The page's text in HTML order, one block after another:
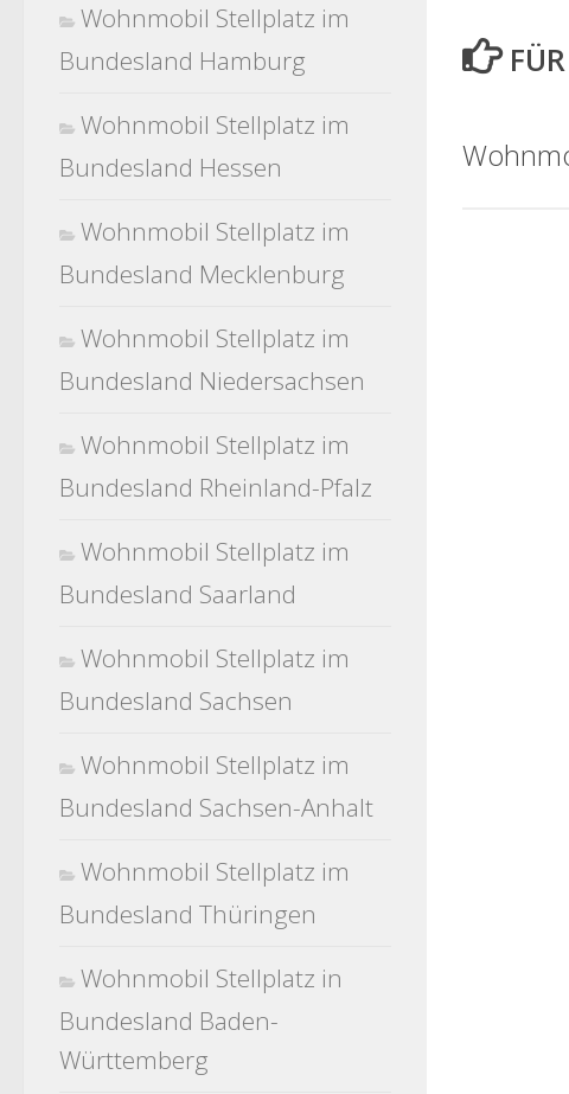
Wohnmobil Stellplatz im
Bundesland Hamburg
Wohnmobil Stellplatz im
Bundesland Hessen
Wohnmobil Stellplatz im
Bundesland Mecklenburg
Wohnmobil Stellplatz im
Bundesland Niedersachsen
Wohnmobil Stellplatz im
Bundesland Rheinland-Pfalz
Wohnmobil Stellplatz im
Bundesland Saarland
Wohnmobil Stellplatz im
Bundesland Sachsen
Wohnmobil Stellplatz im
Bundesland Sachsen-Anhalt
Wohnmobil Stellplatz im
Bundesland Thüringen
Wohnmobil Stellplatz in
Bundesland Baden-
Württemberg